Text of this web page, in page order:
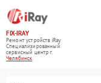
FIX-IRAY
Ремонт устройств iRay
Специализированный
cервисный центр г.
Челябинск